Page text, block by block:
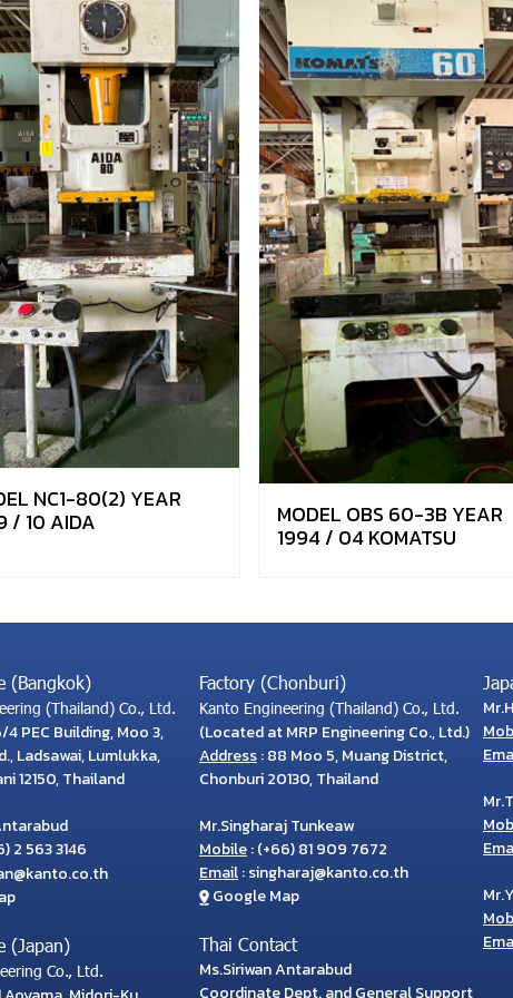
NC1-80(2) YEAR
/ 10 AIDA MODEL OBS 60-3B YEAR
1994 / 04 KOMATSU
(Bangkok)
(Thailand) Co., Ltd.
PEC Building, Moo 3,
Ladsawai, Lumlukka,
12150, Thailand
2 563 3146
(Japan)
Co., Ltd.
Factory (Chonburi)
Kanto Engineering (Thailand) Co., Ltd.
(Located at MRP Engineering Co., Ltd.)
Address: 88 Moo 5, Muang District,
Chonburi 20130, Thailand
Mr.Singharaj Tunkeaw
Mobile:(+66) 81 909 7672
Email:singharaj@kanto.co.th
Google Map
Thai Contact
Ms.Siriwan Antarabud